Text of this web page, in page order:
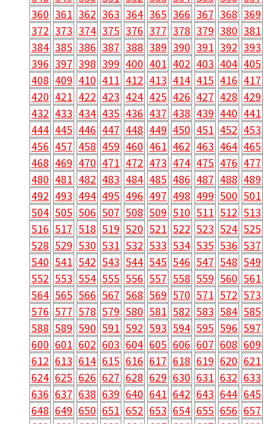
360 361 362 363 364 365 366 367 368 369
372 373 374 375 376 377 378 379 380 381
384 385 386 387 388 389 390 391 392 393
396 397 398 399 400 401 402 403 404 405
408 409 410 411 412 413 414 415 416 417
420 421 422 423 424 425 426 427 428 429
432 433 434 435 436 437 438 439 440 441
444 445 446 447 448 449 450 451 452 453
456 457 458 459 460 461 462 463 464 465
468 469 470 471 472 473 474 475 476 477
480 481 482 483 484 485 486 487 488 489
492 493 494 495 496 497 498 499 500 501
504 505 506 507 508 509 510 511 512 513
516 517 518 519 520 521 522 523 524 525
528 529 530 531 532 533 534 535 536 537
540 541 542 543 544 545 546 547 548 549
552 553 554 555 556 557 558 559 560 561
564 565 566 567 568 569 570 571 572 573
576 577 578 579 580 581 582 583 584 585
588 589 590 591 592 593 594 595 596 597
600 601 602 603 604 605 606 607 608 609
612 613 614 615 616 617 618 619 620 621
624 625 626 627 628 629 630 631 632 633
636 637 638 639 640 641 642 643 644 645
648 649 650 651 652 653 654 655 656 657